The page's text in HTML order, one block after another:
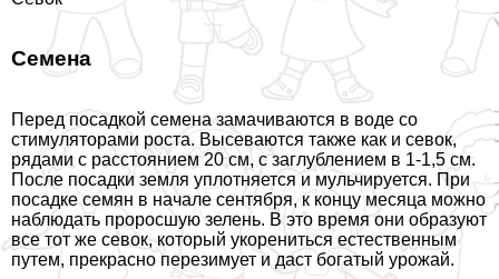
Семена
Перед посадкой семена замачиваются в воде со
стимуляторами роста. Высеваются также как и севок,
рядами с расстоянием 20 см, с заглублением в 1-1,5 см.
После посадки земля уплотняется и мульчируется. При
посадке семян в начале сентября, к концу месяца можно
наблюдать проросшую зелень. В это время они образуют
все тот же севок, который укорениться естественным
путем, прекрасно перезимует и даст богатый урожай.